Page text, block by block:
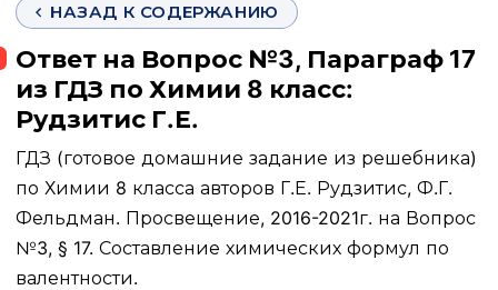
НАЗАД К СОДЕРЖАНИЮ
Ответ на Вопрос №3, Параграф 17
из ГДЗ по Химии 8 класс:
Рудзитис Г.Е.
ГДЗ (готовое домашние задание из решебника)
по Химии 8 класса авторов Г.Е. Рудзитис, Ф.Г.
Фельдман. Просвещение, 2016-2021г. на Вопрос
№3, § 17. Составление химических формул по
валентности.